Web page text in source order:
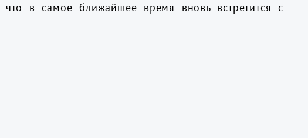
в самое ближайшее время вновь встретится с